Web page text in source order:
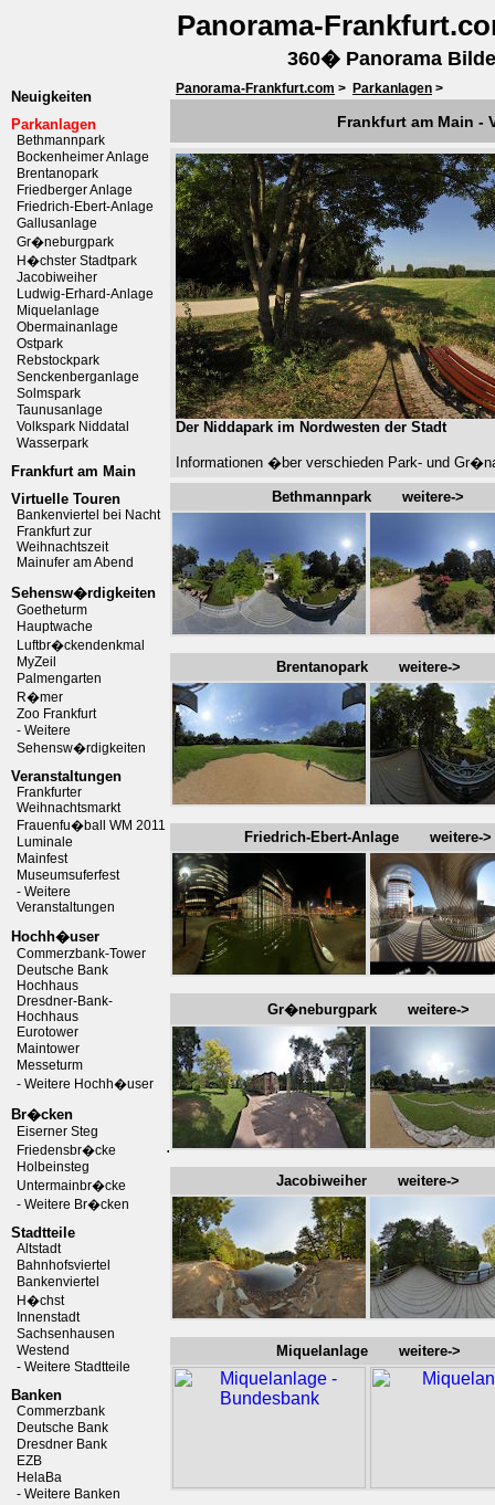
Panorama-
360� Panorama
Neuigkeiten
Parkanlagen
Bethmannpark
Bockenheimer Anlage
Brentanopark
Friedberger Anlage
Friedrich-Ebert-Anlage
Gallusanlage
Gr�neburgpark
H�chster Stadtpark
Jacobiweiher
Ludwig-Erhard-Anlage
Miquelanlage
Obermainanlage
Ostpark
Rebstockpark
Senckenberganlage
Solmspark
Taunusanlage
Volkspark Niddatal
Wasserpark
Frankfurt am Main
Virtuelle Touren
Bankenviertel bei Nacht
Frankfurt zur
Weihnachtszeit
Mainufer am Abend
Sehensw�rdigkeiten
Goetheturm
Hauptwache
Luftbr�ckendenkmal
MyZeil
Palmengarten
R�mer
Zoo Frankfurt
- Weitere
Sehensw�rdigkeiten
Veranstaltungen
Frankfurter
Weihnachtsmarkt
Frauenfu�ball WM 2011
Luminale
Mainfest
Museumsuferfest
- Weitere
Veranstaltungen
Hochh�user
Commerzbank-Tower
Deutsche Bank
Hochhaus
Dresdner-Bank-
Hochhaus
Eurotower
Maintower
Messeturm
- Weitere Hochh�user
Br�cken
Eiserner Steg
Friedensbr�cke
Holbeinsteg
Untermainbr�cke
- Weitere Br�cken
Stadtteile
Altstadt
Bahnhofsviertel
Bankenviertel
H�chst
Innenstadt
Sachsenhausen
Westend
- Weitere Stadtteile
Banken
Commerzbank
Deutsche Bank
Dresdner Bank
EZB
HelaBa
- Weitere Banken
.
Panorama-Frankfurt.com > Parkanlagen >
Frankfurt am Main -
Der Niddapark im Nordwesten der Stadt
Informationen �ber verschieden Park- und
Bethmannpark weitere->
Brentanopark weitere->
Friedrich-Ebert-Anlage weitere->
Gr�neburgpark weitere->
Jacobiweiher weitere->
Miquelanlage weitere->